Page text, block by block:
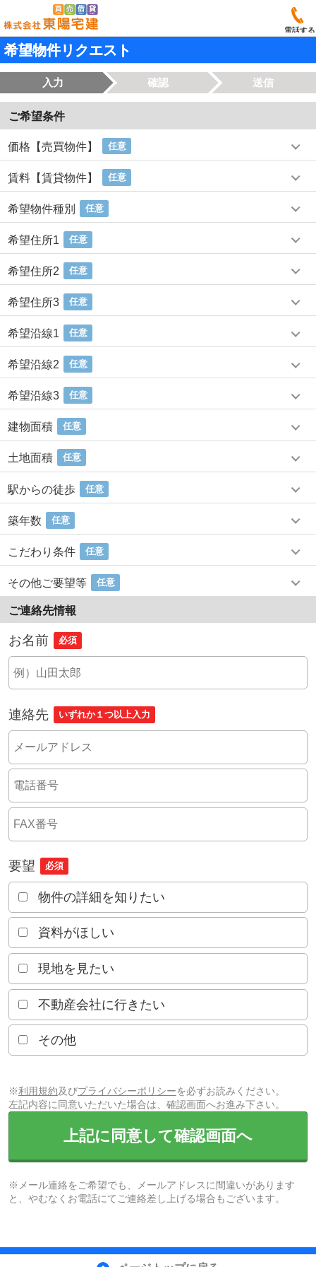
電話する
希望物件リクエスト
入力 確認 送信
ご希望条件
価格【売買物件】 任意
賃料【賃貸物件】 任意
希望物件種別 任意
希望住所1 任意
希望住所2 任意
希望住所3 任意
希望沿線1 任意
希望沿線2 任意
希望沿線3 任意
建物面積 任意
土地面積 任意
駅からの徒歩 任意
築年数 任意
こだわり条件 任意
その他ご要望等 任意
ご連絡先情報
お名前 必須
連絡先 いずれか１つ以上入力
要望 必須
物件の詳細を知りたい
資料がほしい
現地を見たい
不動産会社に行きたい
その他
※利用規約及びプライバシーポリシーを必ずお読みください。
左記内容に同意いただいた場合は、確認画面へお進み下さい。
上記に同意して確認画面へ
※メール連絡をご希望でも、メールアドレスに間違いがあります
と、やむなくお電話にてご連絡差し上げる場合もございます。